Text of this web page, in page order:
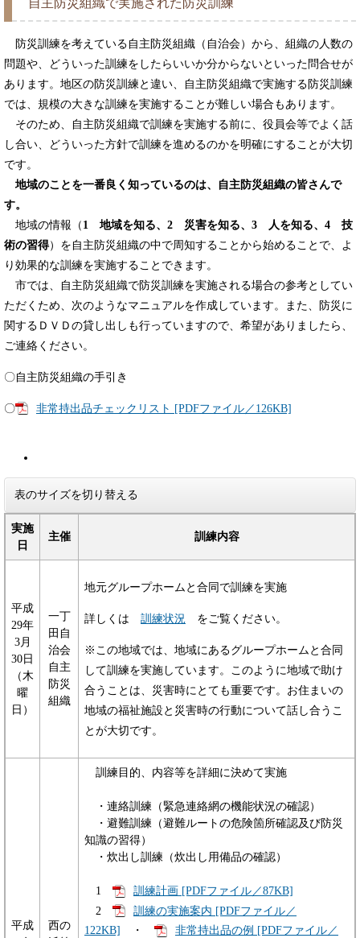
自主防災組織で実施された防災訓練
防災訓練を考えている自主防災組織（自治会）から、組織の人数の
問題や、どういった訓練をしたらいいか分からないといった問合せが
あります。地区の防災訓練と違い、自主防災組織で実施する防災訓練
では、規模の大きな訓練を実施することが難しい場合もあります。
そのため、自主防災組織で訓練を実施する前に、役員会等でよく話
し合い、どういった方針で訓練を進めるのかを明確にすることが大切
です。
地域のことを一番良く知っているのは、自主防災組織の皆さんで
す。
地域の情報（ 1 地域を知る、2 災害を知る、3 人を知る、4 技
術の習得）を自主防災組織の中で周知することから始めることで、よ
り効果的な訓練を実施することできます。
市では、自主防災組織で防災訓練を実施される場合の参考としてい
ただくため、次のようなマニュアルを作成しています。また、防災に
関するＤＶＤの貸し出しも行っていますので、希望がありましたら、
ご連絡ください。
〇自主防災組織の手引き
〇 非常持出品チェックリスト [PDFファイル／126KB]
表のサイズを切り替える
実施
日
主催 訓練内容
平成
29年
3月
30日
（木
曜
日）
一丁
田自
治会
自主
防災
組織
地元グループホームと合同で訓練を実施
詳しくは 訓練状況 をご覧ください。
※この地域では、地域にあるグループホームと合同
して訓練を実施しています。このように地域で助け
合うことは、災害時にとても重要です。お住まいの
地域の福祉施設と災害時の行動について話し合うこ
とが大切です。
平成
西の
訓練目的、内容等を詳細に決めて実施
・連絡訓練（緊急連絡網の機能状況の確認）
・避難訓練（避難ルートの危険箇所確認及び防災
知識の習得）
・炊出し訓練（炊出し用備品の確認）
1
訓練計画 [PDFファイル／87KB]
2
訓練の実施案内 [PDFファイル／
122KB]
・ 非常持出品の例 [PDFファイル／